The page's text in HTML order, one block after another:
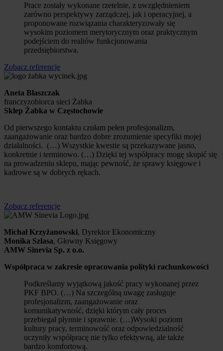
Prace zostały wykonane rzetelnie, z uwzględnieniem
zarówno perspektywy zarządczej, jak i operacyjnej, a
proponowane rozwiązania charakteryzowały się
wysokim poziomem merytorycznym oraz praktycznym
podejściem do realiów funkcjonowania
przedsiębiorstwa.
Zobacz referencje
Aneta Błaszczak
franczyzobiorca sieci Żabka
Sklep Żabka w Częstochowie
Od pierwszego kontaktu czułam pełen profesjonalizm,
zaangażowanie oraz bardzo dobre zrozumienie specyfiki mojej
działalności. (…) Wszystkie kwestie są przekazywane jasno,
konkretnie i terminowo. (…) Dzięki tej współpracy mogę skupić się
na prowadzeniu sklepu, mając pewność, że sprawy księgowe i
kadrowe są w dobrych rękach.
Zobacz referencje
Michał Krzyżanowski, Dyrektor Ekonomiczny
Monika Szlasa, Głowny Księgowy
AMW Sinevia Sp. z o.o.
Współpraca w zakresie opracowania polityki rachunkowości
Podkreślamy wyjątkową jakość pracy wykonanej przez
PKF BPO. (…) Na szczególną uwagę zasługuje
profesjonalizm, zaangażowanie oraz
komunikatywność, dzięki którym cały proces
przebiegał płynnie i sprawnie. (…)Wysoki poziom
kultury pracy, terminowość oraz odpowiedzialność
uczyniły współpracę nie tylko efektywną, ale także
bardzo komfortową.